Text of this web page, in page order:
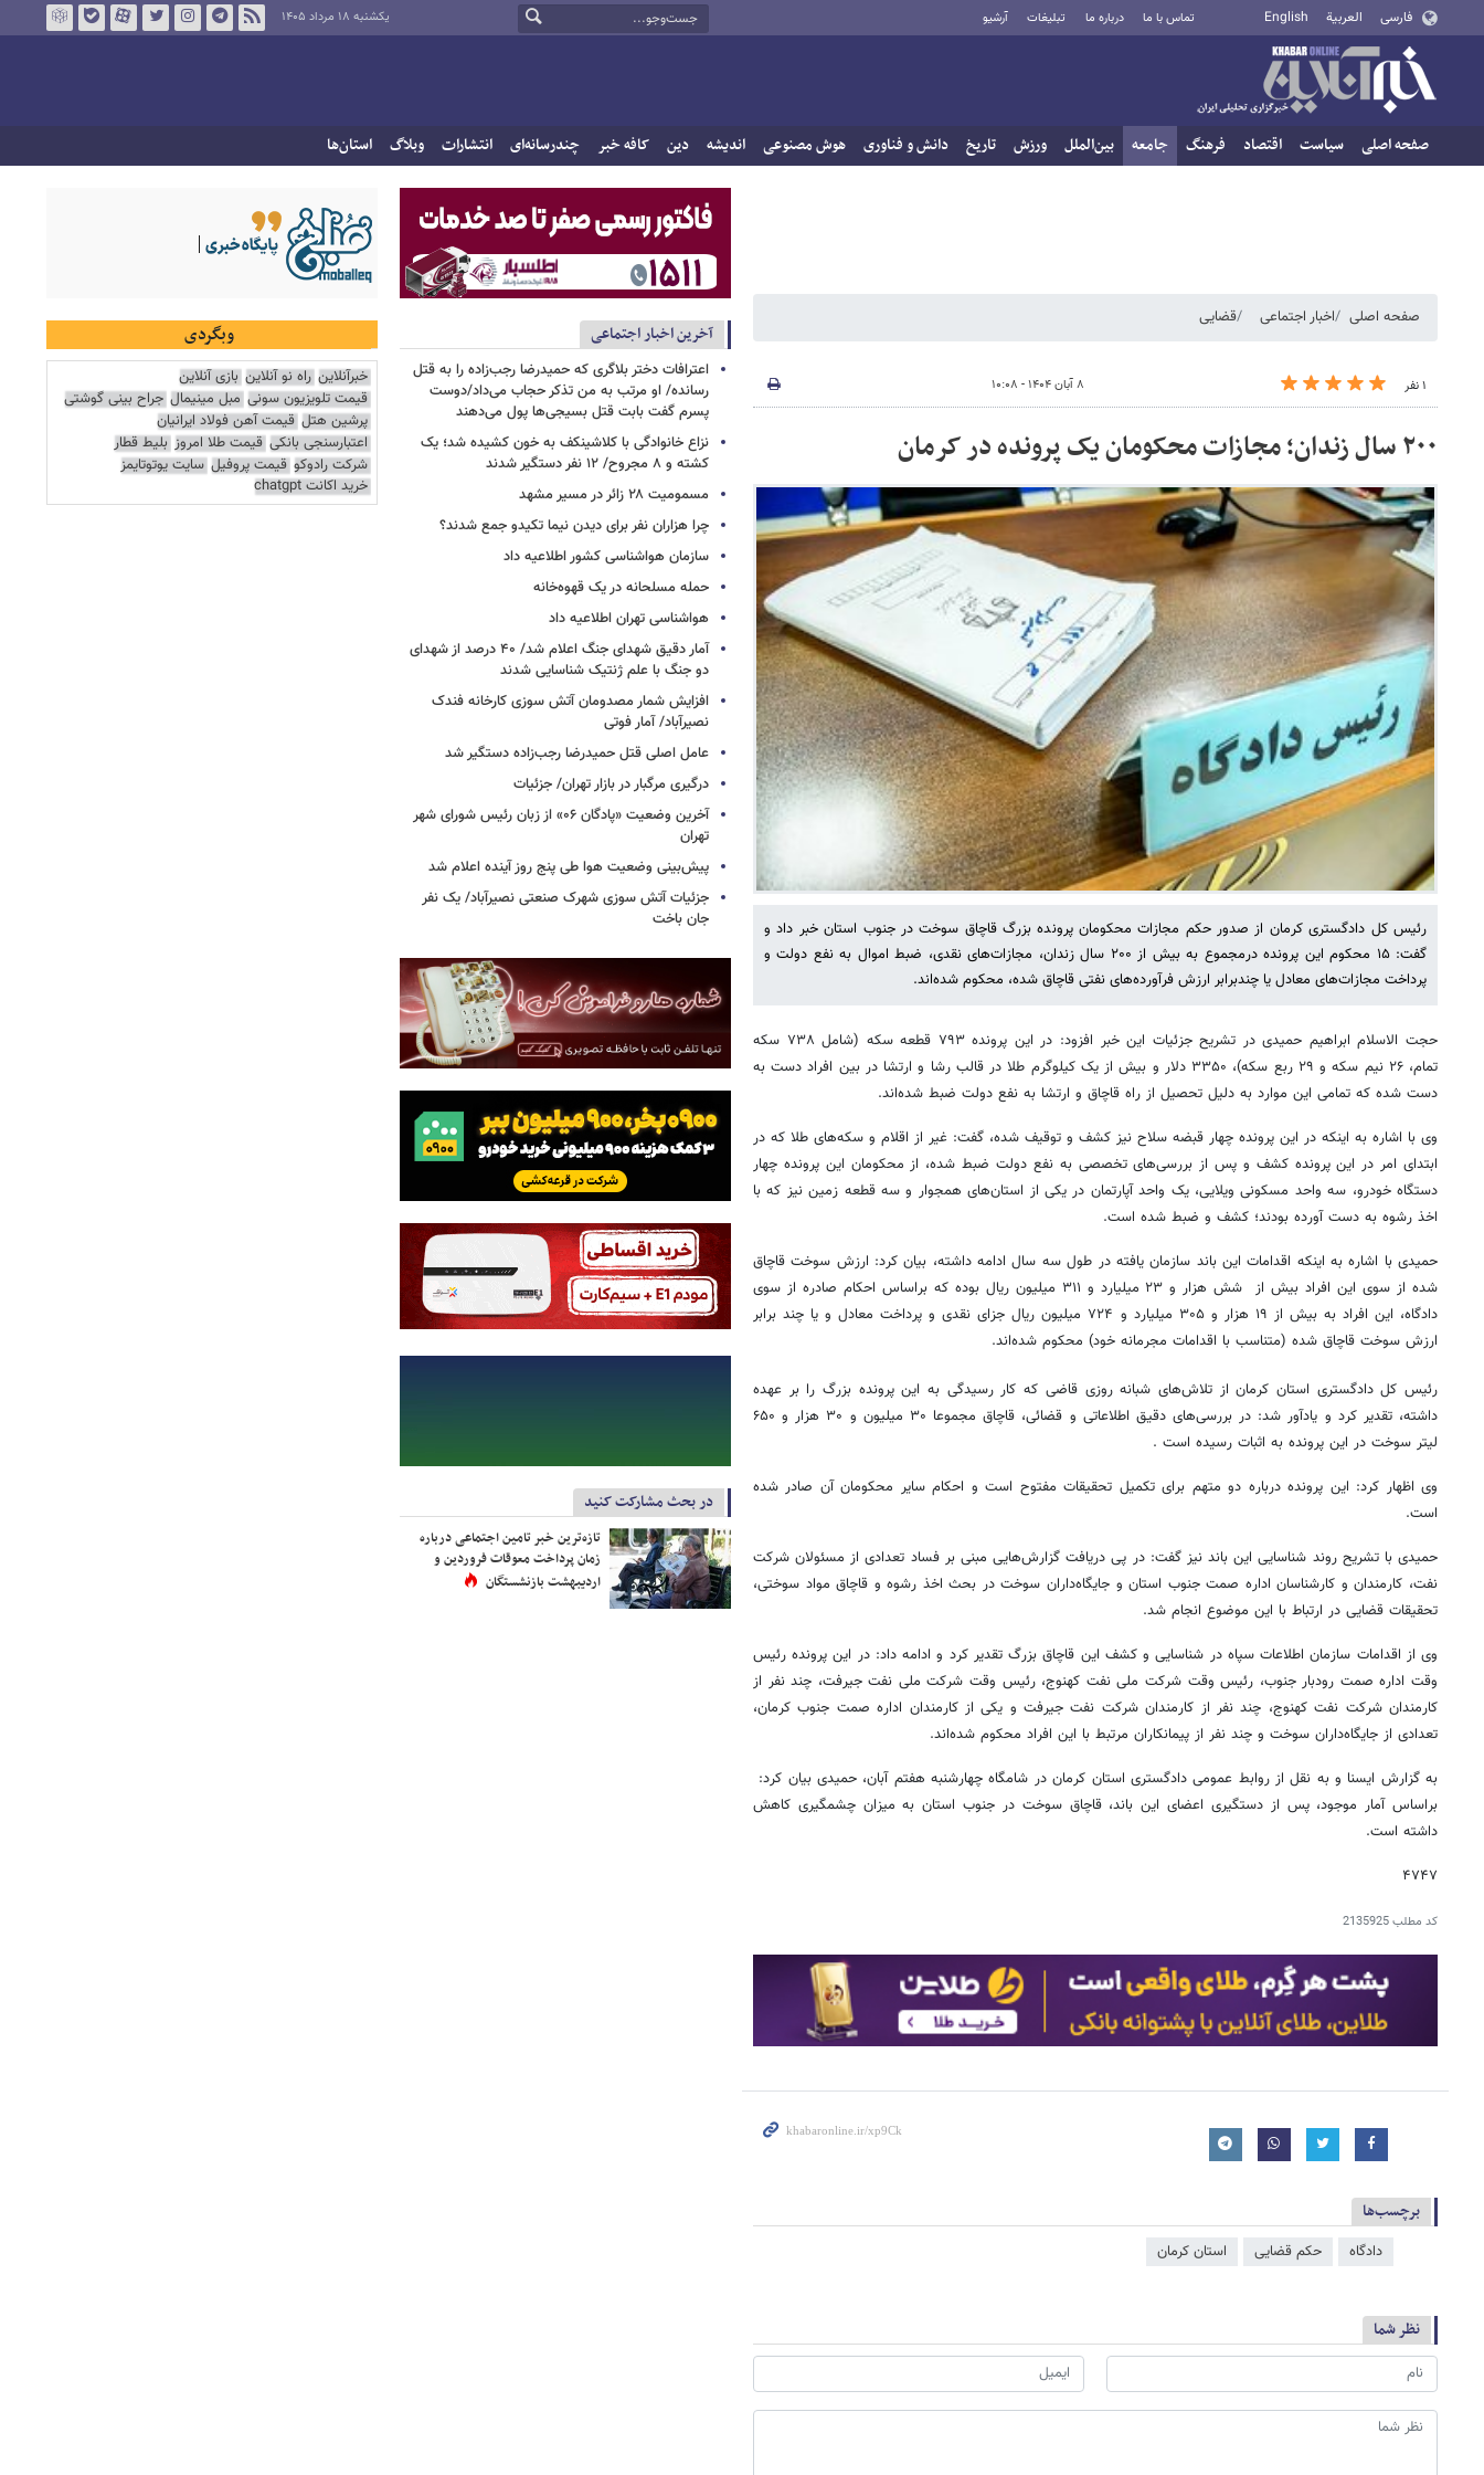
فارسی العربية English تماس با ما درباره ما تبلیغات آرشیو یکشنبه ۱۸ مرداد ۱۴۰۵
صفحه اصلی سیاست اقتصاد فرهنگ جامعه بین‌الملل ورزش تاریخ دانش و فناوری هوش مصنوعی اندیشه دین کافه خبر چندرسانه‌ای انتشارات وبلاگ استان‌ها
صفحه اصلی اخبار اجتماعی قضایی
۱ نفر ۸ آبان ۱۴۰۴ - ۱۰:۰۸
٢٠٠ سال زندان؛ مجازات محکومان یک پرونده در کرمان
رئیس کل دادگستری کرمان از صدور حکم مجازات محکومان پرونده بزرگ قاچاق سوخت در جنوب استان خبر داد و
گفت: ۱۵ محکوم این پرونده درمجموع به بیش از ۲۰۰ سال زندان، مجازات‌های نقدی، ضبط اموال به نفع دولت و
پرداخت مجازات‌های معادل یا چندبرابر ارزش فرآورده‌های نفتی قاچاق شده، محکوم شده‌اند.
حجت الاسلام ابراهیم حمیدی در تشریح جزئیات این خبر افزود: در این پرونده ۷۹۳ قطعه سکه (شامل ۷۳۸ سکه
تمام، ۲۶ نیم سکه و ۲۹ ربع سکه)، ۳۳۵۰ دلار و بیش از یک کیلوگرم طلا در قالب رشا و ارتشا در بین افراد دست به
دست شده که تمامی این موارد به دلیل تحصیل از راه قاچاق و ارتشا به نفع دولت ضبط شده‌اند.
وی با اشاره به اینکه در این پرونده چهار قبضه سلاح نیز کشف و توقیف شده، گفت: غیر از اقلام و سکه‌های طلا که در
ابتدای امر در این پرونده کشف و پس از بررسی‌های تخصصی به نفع دولت ضبط شده، از محکومان این پرونده چهار
دستگاه خودرو، سه واحد مسکونی ویلایی، یک واحد آپارتمان در یکی از استان‌های همجوار و سه قطعه زمین نیز که با
اخذ رشوه به دست آورده بودند؛ کشف و ضبط شده است.
حمیدی با اشاره به اینکه اقدامات این باند سازمان یافته در طول سه سال ادامه داشته، بیان کرد: ارزش سوخت قاچاق
شده از سوی این افراد بیش از شش هزار و ۲۳ میلیارد و ۳۱۱ میلیون ریال بوده که براساس احکام صادره از سوی
دادگاه، این افراد به بیش از ۱۹ هزار و ۳۰۵ میلیارد و ۷۲۴ میلیون ریال جزای نقدی و پرداخت معادل و یا چند برابر
ارزش سوخت قاچاق شده (متناسب با اقدامات مجرمانه خود) محکوم شده‌اند.
رئیس کل دادگستری استان کرمان از تلاش‌های شبانه روزی قاضی که کار رسیدگی به این پرونده بزرگ را بر عهده
داشته، تقدیر کرد و یادآور شد: در بررسی‌های دقیق اطلاعاتی و قضائی، قاچاق مجموعا ۳۰ میلیون و ۳۰ هزار و ۶۵۰
لیتر سوخت در این پرونده به اثبات رسیده است .
وی اظهار کرد: این پرونده درباره دو متهم برای تکمیل تحقیقات مفتوح است و احکام سایر محکومان آن صادر شده
است.
حمیدی با تشریح روند شناسایی این باند نیز گفت: در پی دریافت گزارش‌هایی مبنی بر فساد تعدادی از مسئولان شرکت
نفت، کارمندان و کارشناسان اداره صمت جنوب استان و جایگاه‌داران سوخت در بحث اخذ رشوه و قاچاق مواد سوختی،
تحقیقات قضایی در ارتباط با این موضوع انجام شد.
وی از اقدامات سازمان اطلاعات سپاه در شناسایی و کشف این قاچاق بزرگ تقدیر کرد و ادامه داد: در این پرونده رئیس
وقت اداره صمت رودبار جنوب، رئیس وقت شرکت ملی نفت کهنوج، رئیس وقت شرکت ملی نفت جیرفت، چند نفر از
کارمندان شرکت نفت کهنوج، چند نفر از کارمندان شرکت نفت جیرفت و یکی از کارمندان اداره صمت جنوب کرمان،
تعدادی از جایگاه‌داران سوخت و چند نفر از پیمانکاران مرتبط با این افراد محکوم شده‌اند.
به گزارش ایسنا و به نقل از روابط عمومی دادگستری استان کرمان در شامگاه چهارشنبه هفتم آبان، حمیدی بیان کرد:
براساس آمار موجود، پس از دستگیری اعضای این باند، قاچاق سوخت در جنوب استان به میزان چشمگیری کاهش
داشته است.
۴٧۴٧
کد مطلب2135925
برچسب‌ها
دادگاه حکم قضایی استان کرمان
نظر شما
آخرین اخبار اجتماعی
اعترافات دختر بلاگری که حمیدرضا رجب‌زاده را به قتل
رسانده/ او مرتب به من تذکر حجاب می‌داد/دوست
پسرم گفت بابت قتل بسیجی‌ها پول می‌دهند
نزاع خانوادگی با کلاشینکف به خون کشیده شد؛ یک
کشته و ۸ مجروح/ ۱۲ نفر دستگیر شدند
مسمومیت ۲۸ زائر در مسیر مشهد
چرا هزاران نفر برای دیدن نیما تکیدو جمع شدند؟
سازمان هواشناسی کشور اطلاعیه داد
حمله مسلحانه در یک قهوه‌خانه
هواشناسی تهران اطلاعیه داد
آمار دقیق شهدای جنگ اعلام شد/ ۴۰ درصد از شهدای
دو جنگ با علم ژنتیک شناسایی شدند
افزایش شمار مصدومان آتش سوزی کارخانه فندک
نصیرآباد/ آمار فوتی
عامل اصلی قتل حمیدرضا رجب‌زاده دستگیر شد
درگیری مرگبار در بازار تهران/ جزئیات
آخرین وضعیت «پادگان ۰۶» از زبان رئیس شورای شهر
تهران
پیش‌بینی وضعیت هوا طی پنج روز آینده اعلام شد
جزئیات آتش سوزی شهرک صنعتی نصیرآباد/ یک نفر
جان باخت
در بحث مشارکت کنید
تازه‌ترین خبر تامین اجتماعی درباره
زمان پرداخت معوقات فروردین و
اردیبهشت بازنشستگان
وبگردی
خبرآنلاین راه نو آنلاین بازی آنلاین
قیمت تلویزیون سونی مبل مینیمال جراح بینی گوشتی
پرشین هتل قیمت آهن فولاد ایرانیان
اعتبارسنجی بانکی قیمت طلا امروز بلیط قطار
شرکت رادوکو قیمت پروفیل سایت یوتوتایمز
خرید اکانت chatgpt